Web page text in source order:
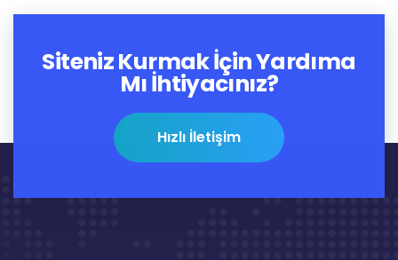
Siteniz Kurmak İçin Yardıma
Mı İhtiyacınız?
Hızlı İletişim